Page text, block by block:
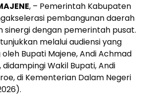
, – Pemerintah Kabupaten
pembangunan daerah
sinergi dengan pemerintah pusat.
melalui audiensi yang
Bupati Majene, Andi Achmad
Wakil Bupati, Andi
di Kementerian Dalam Negeri